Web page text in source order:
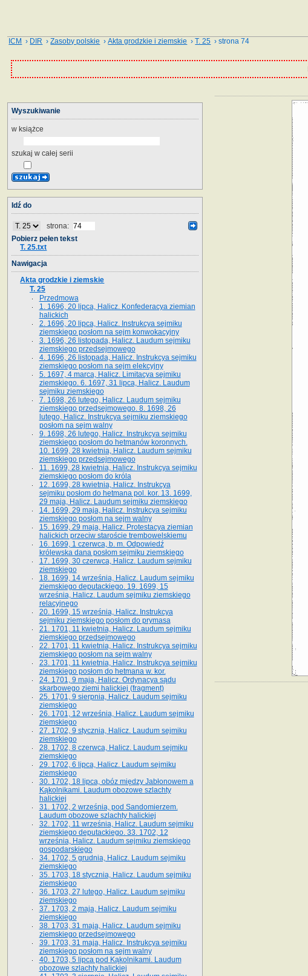
ICM › DIR ›Zasoby polskie ›Akta grodzkie i ziemskie ›T. 25 › strona 74
Wyszukiwanie
w książce
szukaj w całej serii
Idź do
strona:
Pobierz pełen tekst
T. 25.txt
Nawigacja
Akta grodzkie i ziemskie
T. 25
Przedmowa
1. 1696, 20 lipca, Halicz. Konfederacya ziemian
halickich
2. 1696, 20 lipca, Halicz. Instrukcya sejmiku
ziemskiego posłom na sejm konwokacyjny
3. 1696, 26 listopada, Halicz. Laudum sejmiku
ziemskiego przedsejmowego
4. 1696, 26 listopada, Halicz. Instrukcya sejmiku
ziemskiego posłom na sejm elekcyjny
5. 1697, 4 marca, Halicz. Limitacya sejmiku
ziemskiego. 6. 1697, 31 lipca, Halicz. Laudum
sejmiku ziemskiego
7. 1698, 26 lutego, Halicz. Laudum sejmiku
ziemskiego przedsejmowego. 8. 1698, 26
lutego, Halicz. Instrukcya sejmiku ziemskiego
posłom na sejm walny
9. 1698, 26 lutego, Halicz. Instrukcya sejmiku
ziemskiego posłom do hetmanów koronnych.
10. 1699, 28 kwietnia, Halicz. Laudum sejmiku
ziemskiego przedsejmowego
11. 1699, 28 kwietnia, Halicz. Instrukcya sejmiku
ziemskiego posłom do króla
12. 1699, 28 kwietnia, Halicz. Instrukcya
sejmiku posłom do hetmana pol. kor. 13. 1699,
29 maja, Halicz. Laudum sejmiku ziemskiego
14. 1699, 29 maja, Halicz. Instrukcya sejmiku
ziemskiego posłom na sejm walny
15. 1699, 29 maja, Halicz. Protestacya ziemian
halickich przeciw staroście trembowelskiemu
16. 1699, 1 czerwca, b. m. Odpowiedź
królewska dana posłom sejmiku ziemskiego
17. 1699, 30 czerwca, Halicz. Laudum sejmiku
ziemskiego
18. 1699, 14 września, Halicz. Laudum sejmiku
ziemskiego deputackiego. 19. 1699, 15
września, Halicz. Laudum sejmiku ziemskiego
relacyjnego
20. 1699, 15 września, Halicz. Instrukcya
sejmiku ziemskiego posłom do prymasa
21. 1701, 11 kwietnia, Halicz. Laudum sejmiku
ziemskiego przedsejmowego
22. 1701, 11 kwietnia, Halicz. Instrukcya sejmiku
ziemskiego posłom na sejm walny
23. 1701, 11 kwietnia, Halicz. Instrukcya sejmiku
ziemskiego posłom do hetmana w. kor.
24. 1701, 9 maja, Halicz. Ordynacya sądu
skarbowego ziemi halickiej (fragment)
25. 1701, 9 sierpnia, Halicz. Laudum sejmiku
ziemskiego
26. 1701, 12 września, Halicz. Laudum sejmiku
ziemskiego
27. 1702, 9 stycznia, Halicz. Laudum sejmiku
ziemskiego
28. 1702, 8 czerwca, Halicz. Laudum sejmiku
ziemskiego
29. 1702, 6 lipca, Halicz. Laudum sejmiku
ziemskiego
30. 1702, 18 lipca, obóz między Jabłonowem a
Kąkolnikami. Laudum obozowe szlachty
halickiej
31. 1702, 2 września, pod Sandomierzem.
Laudum obozowe szlachty halickiej
32. 1702, 11 września, Halicz. Laudum sejmiku
ziemskiego deputackiego. 33. 1702, 12
września, Halicz. Laudum sejmiku ziemskiego
gospodarskiego
34. 1702, 5 grudnia, Halicz. Laudum sejmiku
ziemskiego
35. 1703, 18 stycznia, Halicz. Laudum sejmiku
ziemskiego
36. 1703, 27 lutego, Halicz. Laudum sejmiku
ziemskiego
37. 1703, 2 maja, Halicz. Laudum sejmiku
ziemskiego
38. 1703, 31 maja, Halicz. Laudum sejmiku
ziemskiego przedsejmowego
39. 1703, 31 maja, Halicz. Instrukcya sejmiku
ziemskiego posłom na sejm walny
40. 1703, 5 lipca pod Kąkolnikami. Laudum
obozowe szlachty halickiej